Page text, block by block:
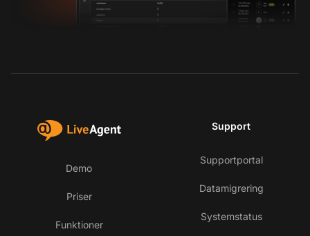
Demo
Priser
Funktioner
Support
Supportportal
Datamigrering
Systemstatus